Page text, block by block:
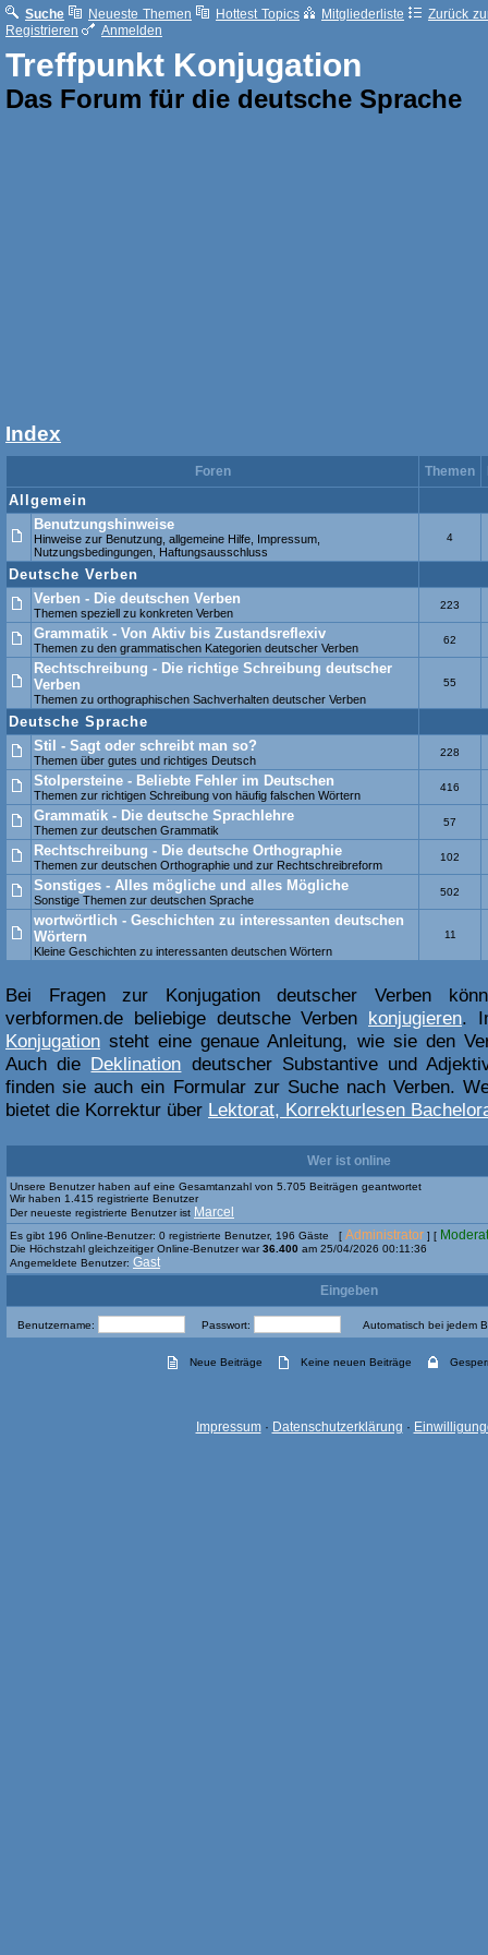
Suche Neueste Themen Hottest Topics Mitgliederliste
Zurück
Registrieren
Anmelden
Treffpunkt Konjugation
Das Forum für die deutsche Sprache
Index
Foren Themen
Allgemein
Benutzungshinweise
Hinweise zur Benutzung, allgemeine Hilfe, Impressum,
Nutzungsbedingungen, Haftungsausschluss
4
Deutsche Verben
Verben - Die deutschen Verben
Themen speziell zu konkreten Verben
223
Grammatik - Von Aktiv bis Zustandsreflexiv
Themen zu den grammatischen Kategorien deutscher Verben
62
Rechtschreibung - Die richtige Schreibung deutscher
Verben
Themen zu orthographischen Sachverhalten deutscher Verben
55
Deutsche Sprache
Stil - Sagt oder schreibt man so?
Themen über gutes und richtiges Deutsch
228
Stolpersteine - Beliebte Fehler im Deutschen
Themen zur richtigen Schreibung von häufig falschen Wörtern
416
Grammatik - Die deutsche Sprachlehre
Themen zur deutschen Grammatik
57
Rechtschreibung - Die deutsche Orthographie
Themen zur deutschen Orthographie und zur Rechtschreibreform
102
Sonstiges - Alles mögliche und alles Mögliche
Sonstige Themen zur deutschen Sprache
502
wortwörtlich - Geschichten zu interessanten deutschen
Wörtern
Kleine Geschichten zu interessanten deutschen Wörtern
11
Bei Fragen zur Konjugation deutscher Verben
verbformen.de beliebige deutsche Verben konjugieren.
Konjugation steht eine genaue Anleitung, wie sie den
Auch die Deklination deutscher Substantive und
finden sie auch ein Formular zur Suche nach Verben.
bietet die Korrektur über Lektorat, Korrekturlesen
Wer ist online
Unsere Benutzer haben auf eine Gesamtanzahl von 5.705 Beiträgen geantwortet
Wir haben 1.415 registrierte Benutzer
Der neueste registrierte Benutzer ist Marcel
Es gibt 196 Online-Benutzer: 0 registrierte Benutzer, 196 Gäste [ Administrator ] [
Die Höchstzahl gleichzeitiger Online-Benutzer war36.400 am 25/04/2026 00:11:36
Angemeldete Benutzer: Gast
Eingeben
Benutzername: Passwort: Automatisch bei jedem
Neue Beiträge Keine neuen Beiträge
Impressum· Datenschutzerklärung ·